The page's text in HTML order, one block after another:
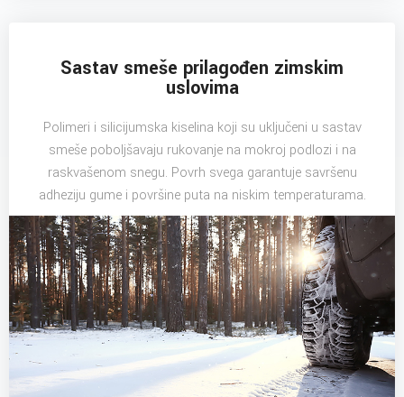
Sastav smeše prilagođen zimskim
uslovima
Polimeri i silicijumska kiselina koji su uključeni u sastav
smeše poboljšavaju rukovanje na mokroj podlozi i na
raskvašenom snegu. Povrh svega garantuje savršenu
adheziju gume i površine puta na niskim temperaturama.